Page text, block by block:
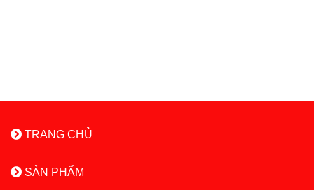
TRANG CHỦ
SẢN PHẨM